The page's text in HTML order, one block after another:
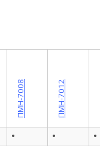
ПМН-7008 ПМН-7012
• • •